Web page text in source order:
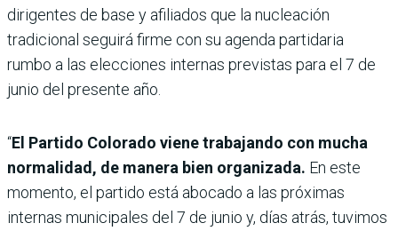
dirigentes de base y afiliados que la nucleación
tradicional seguirá firme con su agenda partidaria
rumbo a las elecciones internas previstas para el 7 de
junio del presente año.
“El Partido Colorado viene trabajando con mucha
normalidad, de manera bien organizada. En este
momento, el partido está abocado a las próximas
internas municipales del 7 de junio y, días atrás, tuvimos